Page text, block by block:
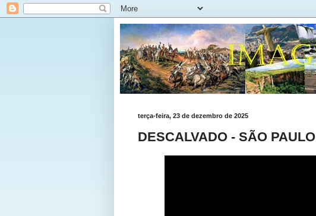
terça-feira, 23 de dezembro de 2025
DESCALVADO - SÃO PAULO